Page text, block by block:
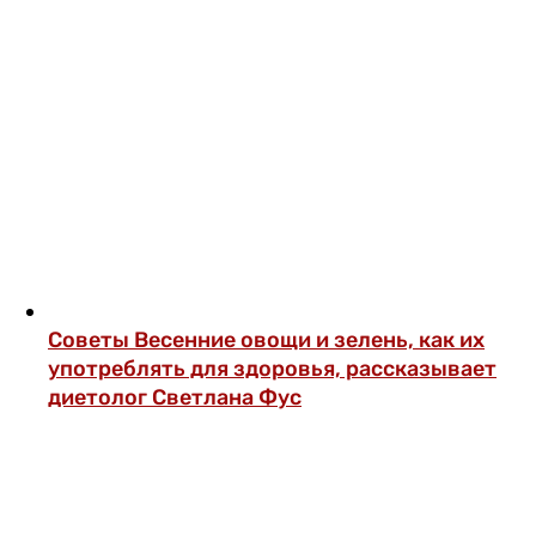
Советы Весенние овощи и зелень, как их
употреблять для здоровья, рассказывает
диетолог Светлана Фус